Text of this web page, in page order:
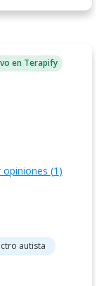
en Terapify
opiniones (1 )
autista